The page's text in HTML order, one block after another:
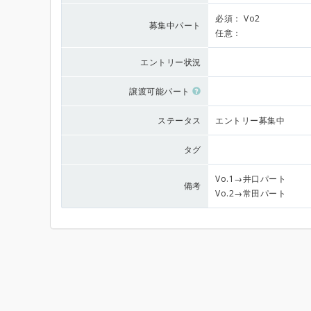
募集中パート
必須： Vo2
任意：
エントリー状況
譲渡可能パート
ステータス エントリー募集中
タグ
備考
Vo.1→井口パート
Vo.2→常田パート